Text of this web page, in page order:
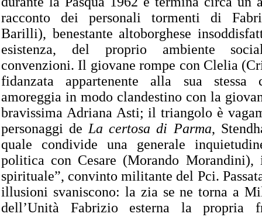
racconto dei personali tormenti di
Barilli), benestante altoborghese
esistenza, del proprio ambiente
convenzioni. Il giovane rompe con Clelia
fidanzata appartenente alla sua stessa
amoreggia in modo clandestino con la
bravissima Adriana Asti; il triangolo è
personaggi de La certosa di Parma,
quale condivide una generale
politica con Cesare (Morando Morandini),
spirituale”, convinto militante del Pci.
illusioni svaniscono: la zia se ne torna a
dell’Unità Fabrizio esterna la propria